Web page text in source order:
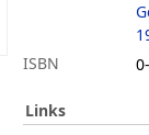
ISBN
Links